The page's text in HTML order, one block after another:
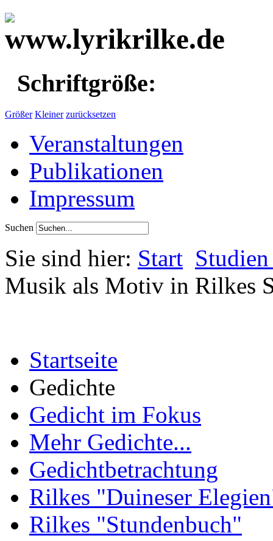
Schriftgröße:
Größer Kleiner zurücksetzen
Veranstaltungen
Publikationen
Impressum
Suchen
Sie sind hier: Start
Musik als Motiv in Rilkes
Startseite
Gedichte
Gedicht im Fokus
Mehr Gedichte...
Gedichtbetrachtung
Rilkes "Duineser
Rilkes "Stundenbuch"